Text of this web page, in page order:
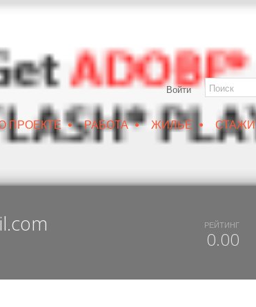
Войти
ПРОЕКТЕ • РАБОТА • ЖИЛЬЕ •
| ВЕСНА 2019 | DUX 20-19 ДОСТУПНЫЙ ВОРОНЕЖ
РЕЙТИНГ
0.00